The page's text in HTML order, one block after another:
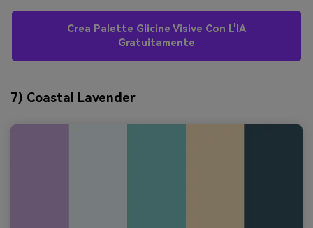
Crea Palette Glicine Visive Con L'IA
Gratuitamente
7) Coastal Lavender